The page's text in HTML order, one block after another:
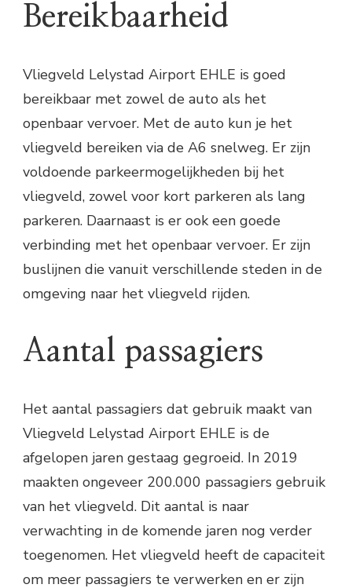
Bereikbaarheid
Vliegveld Lelystad Airport EHLE is goed
bereikbaar met zowel de auto als het
openbaar vervoer. Met de auto kun je het
vliegveld bereiken via de A6 snelweg. Er zijn
voldoende parkeermogelijkheden bij het
vliegveld, zowel voor kort parkeren als lang
parkeren. Daarnaast is er ook een goede
verbinding met het openbaar vervoer. Er zijn
buslijnen die vanuit verschillende steden in de
omgeving naar het vliegveld rijden.
Aantal passagiers
Het aantal passagiers dat gebruik maakt van
Vliegveld Lelystad Airport EHLE is de
afgelopen jaren gestaag gegroeid. In 2019
maakten ongeveer 200.000 passagiers gebruik
van het vliegveld. Dit aantal is naar
verwachting in de komende jaren nog verder
toegenomen. Het vliegveld heeft de capaciteit
om meer passagiers te verwerken en er zijn